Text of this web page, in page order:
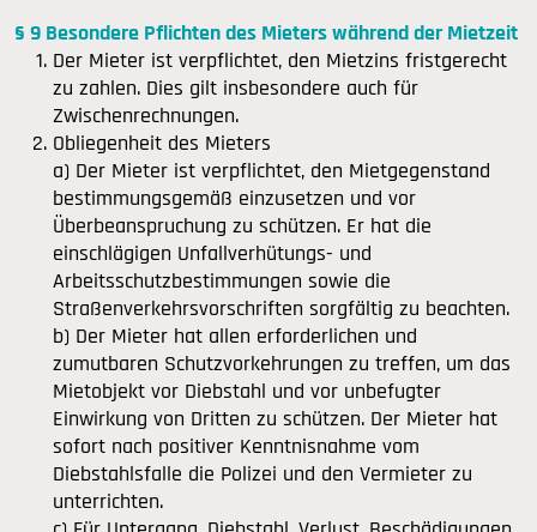
§ 9 Besondere Pflichten des Mieters während der Mietzeit
Der Mieter ist verpflichtet, den Mietzins fristgerecht
zu zahlen. Dies gilt insbesondere auch für
Zwischenrechnungen.
Obliegenheit des Mieters
a) Der Mieter ist verpflichtet, den Mietgegenstand
bestimmungsgemäß einzusetzen und vor
Überbeanspruchung zu schützen. Er hat die
einschlägigen Unfallverhütungs- und
Arbeitsschutzbestimmungen sowie die
Straßenverkehrsvorschriften sorgfältig zu beachten.
b) Der Mieter hat allen erforderlichen und
zumutbaren Schutzvorkehrungen zu treffen, um das
Mietobjekt vor Diebstahl und vor unbefugter
Einwirkung von Dritten zu schützen. Der Mieter hat
sofort nach positiver Kenntnisnahme vom
Diebstahlsfalle die Polizei und den Vermieter zu
unterrichten.